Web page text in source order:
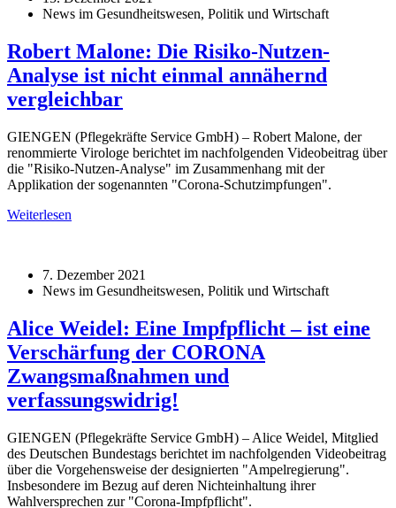
News im Gesundheitswesen, Politik und Wirtschaft
Robert Malone: Die Risiko-Nutzen-
Analyse ist nicht einmal annähernd
vergleichbar
GIENGEN (Pflegekräfte Service GmbH) – Robert Malone, der
renommierte Virologe berichtet im nachfolgenden Videobeitrag über
die "Risiko-Nutzen-Analyse" im Zusammenhang mit der
Applikation der sogenannten "Corona-Schutzimpfungen".
Weiterlesen
7. Dezember 2021
News im Gesundheitswesen, Politik und Wirtschaft
Alice Weidel: Eine Impfpflicht – ist eine
Verschärfung der CORONA
Zwangsmaßnahmen und
verfassungswidrig!
GIENGEN (Pflegekräfte Service GmbH) – Alice Weidel, Mitglied
des Deutschen Bundestags berichtet im nachfolgenden Videobeitrag
über die Vorgehensweise der designierten "Ampelregierung".
Insbesondere im Bezug auf deren Nichteinhaltung ihrer
Wahlversprechen zur "Corona-Impfpflicht".